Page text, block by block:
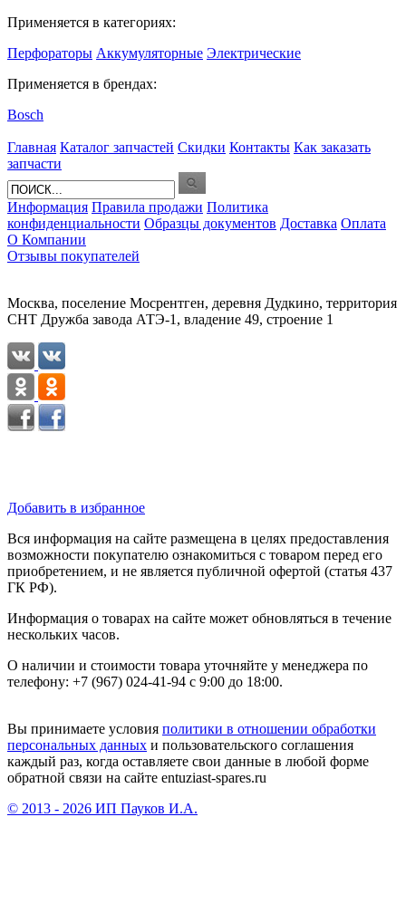
Применяется в категориях:
Перфораторы Аккумуляторные Электрические
Применяется в брендах:
Bosch
Главная Каталог запчастей Скидки Контакты Как заказать
запчасти
Информация Правила продажи Политика
конфиденциальности Образцы документов Доставка Оплата
О Компании
Отзывы покупателей
Москва, поселение Мосрентген, деревня Дудкино, территория
СНТ Дружба завода АТЭ-1, владение 49, строение 1
Добавить в избранное
Вся информация на сайте размещена в целях предоставления
возможности покупателю ознакомиться с товаром перед его
приобретением, и не является публичной офертой (статья 437
ГК РФ).
Информация о товарах на сайте может обновляться в течение
нескольких часов.
О наличии и стоимости товара уточняйте у менеджера по
телефону: +7 (967) 024-41-94 с 9:00 до 18:00.
Вы принимаете условия политики в отношении обработки
персональных данных и пользовательского соглашения
каждый раз, когда оставляете свои данные в любой форме
обратной связи на сайте entuziast-spares.ru
© 2013 - 2026 ИП Пауков И.А.